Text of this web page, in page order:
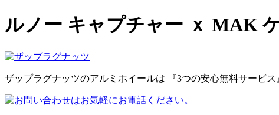
ルノー キャプチャー ｘ MAK
ザップラグナッツのアルミホイールは 『3つの安心無料サービス